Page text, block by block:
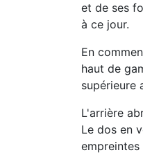
et de ses
à ce jour.
En
haut de
supérieure
L'arrière
Le dos en